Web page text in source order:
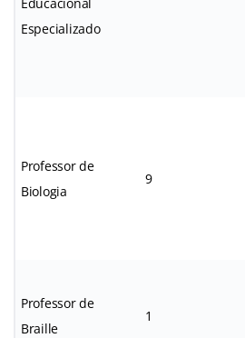
Especializado
Professor de
Biologia
9
Professor de
Braille
1